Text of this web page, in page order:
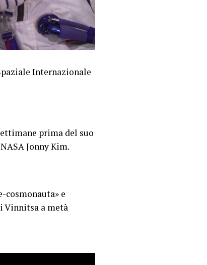
Internazionale
prima del suo
Jonny Kim.
e
Vinnitsa a metà